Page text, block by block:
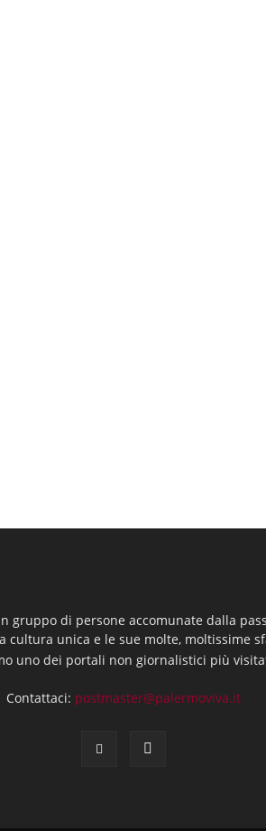
gruppo di persone accomunate dalla
cultura unica e le sue molte, moltissime
uno dei portali non giornalistici più
Contattaci: postmaster@palermoviva.it